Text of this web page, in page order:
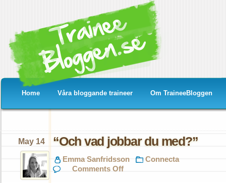
Home Våra bloggande traineer Om TraineeBloggen
“Och vad jobbar du med?”
May 14
Emma Sanfridsson
Connecta
Comments Off